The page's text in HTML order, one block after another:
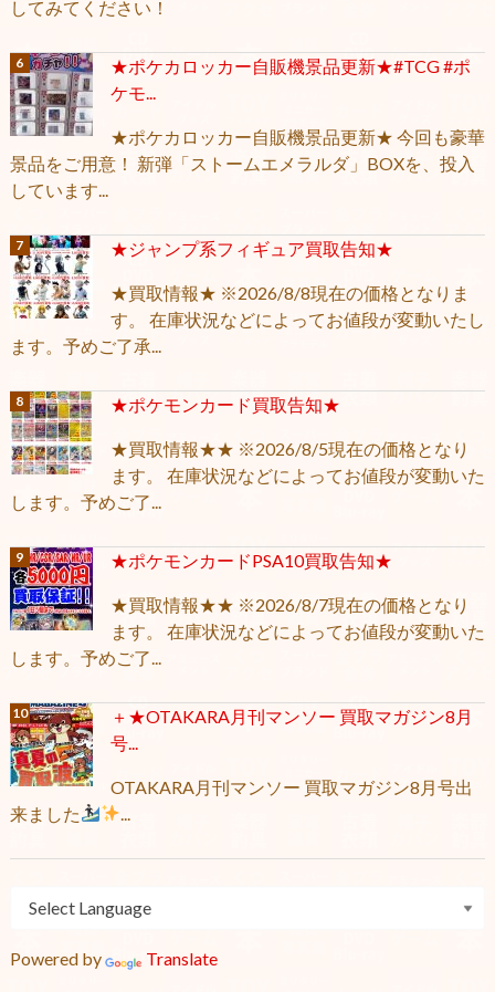
してみてください！
★ポケカロッカー自販機景品更新★#TCG #ポ
ケモ...
★ポケカロッカー自販機景品更新★ 今回も豪華
景品をご用意！ 新弾「ストームエメラルダ」BOXを、投入
しています...
★ジャンプ系フィギュア買取告知★
★買取情報★ ※2026/8/8現在の価格となりま
す。 在庫状況などによってお値段が変動いたし
ます。予めご了承...
★ポケモンカード買取告知★
★買取情報★★ ※2026/8/5現在の価格となり
ます。 在庫状況などによってお値段が変動いた
します。予めご了...
★ポケモンカードPSA10買取告知★
★買取情報★★ ※2026/8/7現在の価格となり
ます。 在庫状況などによってお値段が変動いた
します。予めご了...
＋★OTAKARA月刊マンソー 買取マガジン8月
号...
OTAKARA月刊マンソー 買取マガジン8月号出
来ました
Powered by Translate